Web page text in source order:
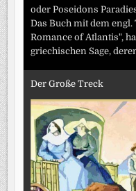
oder Poseidons
Das Buch mit dem
Romance of Atlantis",
griechischen Sage,
Der Große Treck